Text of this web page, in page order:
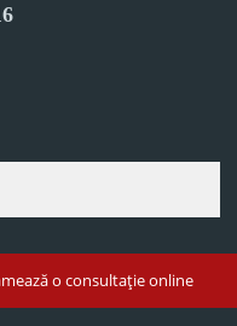
o consultație online